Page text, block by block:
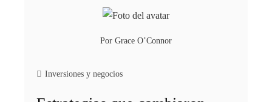
Por Grace O’Connor
Inversiones y negocios